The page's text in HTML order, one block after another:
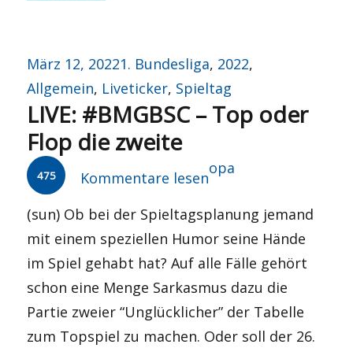
Veröffentlicht
am
März 12, 2022Kategorien
1. Bundesliga, 2022,
Allgemein, Liveticker, Spieltag
LIVE: #BMGBSC – Top oder
Flop die zweite
475 Kommentare lesen
Autor
opa
(sun) Ob bei der Spieltagsplanung jemand
mit einem speziellen Humor seine Hände
im Spiel gehabt hat? Auf alle Fälle gehört
schon eine Menge Sarkasmus dazu die
Partie zweier “Unglücklicher” der Tabelle
zum Topspiel zu machen. Oder soll der 26.